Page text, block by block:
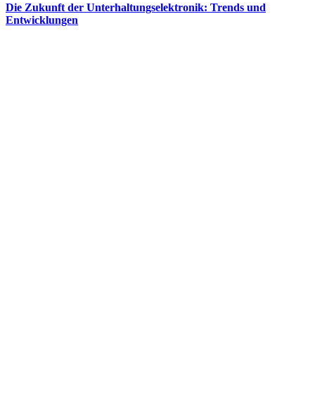
Die Zukunft der Unterhaltungselektronik: Trends und
Entwicklungen